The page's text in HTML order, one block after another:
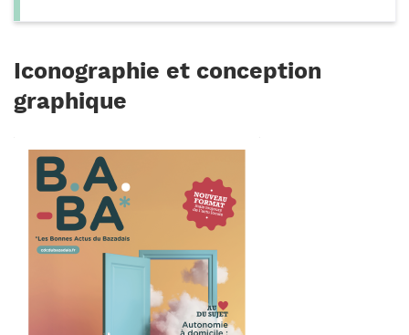
Iconographie et conception
graphique